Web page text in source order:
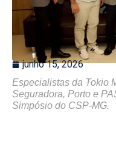
junho 15, 2026
Especialistas da Tokio
Seguradora, Porto e
Simpósio do CSP-MG.